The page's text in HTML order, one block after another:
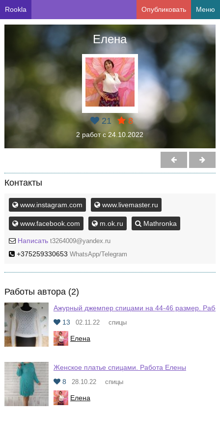
Rookla Опубликовать Меню
Елена
21 8
2 работ с 24.10.2022
Контакты
www.instagram.com www.livemaster.ru
www.facebook.com m.ok.ru Mathronka
Написать t3264009@yandex.ru
+375259330653 WhatsApp/Telegram
Работы автора (2)
Ажурный джемпер спицами на 44-46 размер.
13
02.11.22 спицы
Елена
Женское платье спицами. Работа Елены
8
28.10.22 спицы
Елена